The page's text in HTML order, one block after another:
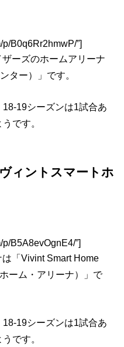
B0q6Rr2hmwP/”]
ーズのホームアリーナ
ター）」です。
19シーズンは1試合あ
です。
ィントスマートホ
B5A8evOgnE4/”]
「Vivint Smart Home
ーム・アリーナ）」で
19シーズンは1試合あ
です。